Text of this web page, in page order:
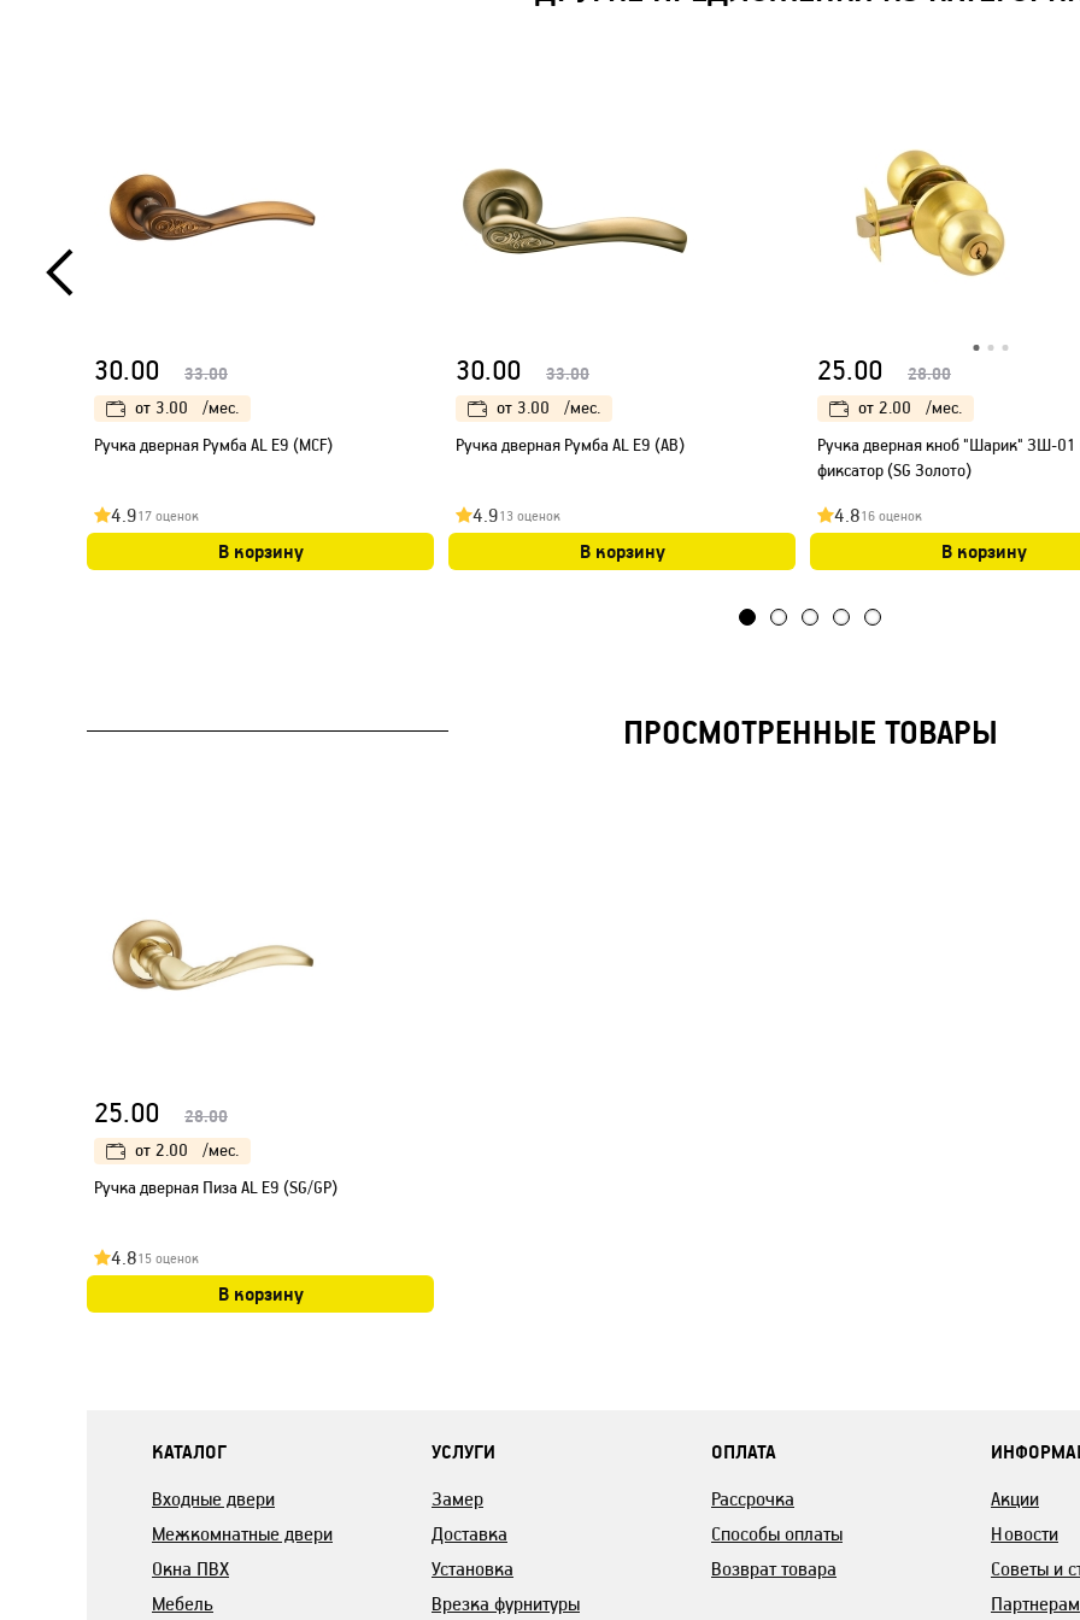
30.00 33.00
от 3.00
/мес.
Ручка дверная Румба AL E9 (MCF)
4.917 оценок
В корзину
30.00 33.00
от 3.00
/мес.
Ручка дверная Румба AL E9 (AB)
4.913 оценок
В корзину
25.00 28.00
от 2.00
/мес.
Ручка дверная кноб "Шарик" ЗШ-
фиксатор (SG Золото)
4.816 оценок
В корзину
ПРОСМОТРЕННЫЕ ТОВАРЫ
25.00 28.00
от 2.00
/мес.
Ручка дверная Пиза AL E9 (SG/GP)
4.815 оценок
В корзину
КАТАЛОГ
Входные двери
Межкомнатные двери
Окна ПВХ
Мебель
УСЛУГИ
Замер
Доставка
Установка
Врезка фурнитуры
ОПЛАТА
Рассрочка
Способы оплаты
Возврат товара
Акции
Новости
Советы и
Партнерам